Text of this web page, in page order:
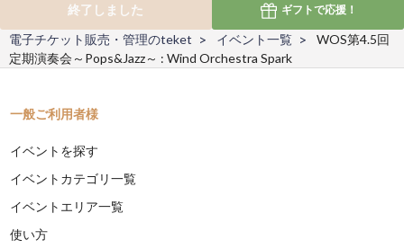
終了しました
ギフトで応援！
電子チケット販売・管理のteket イベント一覧
WOS第4.5回
定期演奏会～Pops&Jazz～ : Wind Orchestra Spark
一般ご利用者様
イベントを探す
イベントカテゴリ一覧
イベントエリア一覧
使い方